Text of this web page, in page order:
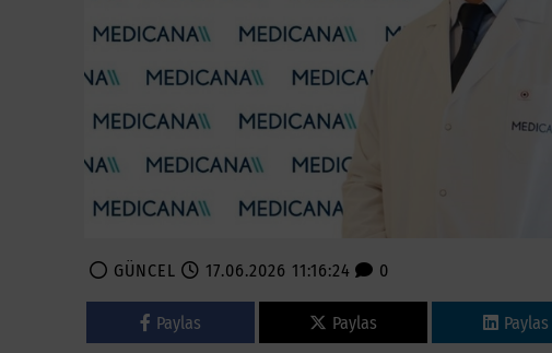
GÜNCEL 17.06.2026 11:16:24 0
Paylas Paylas Paylas